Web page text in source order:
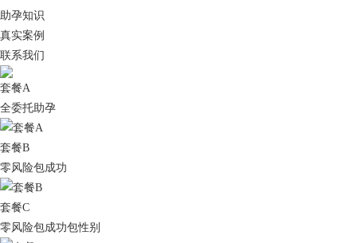
助孕知识
真实案例
联系我们
套餐A
全委托助孕
套餐B
零风险包成功
套餐C
零风险包成功包性别